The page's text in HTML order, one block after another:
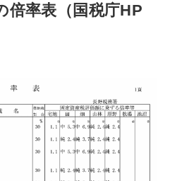
倍率表（国税庁HP